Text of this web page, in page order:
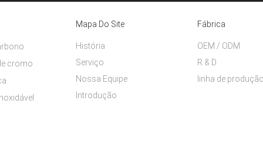
cromo
Mapa Do Site
Introdução
História
Serviço
Nossa Equipe
Fábrica
linha de
OEM / ODM
R & D